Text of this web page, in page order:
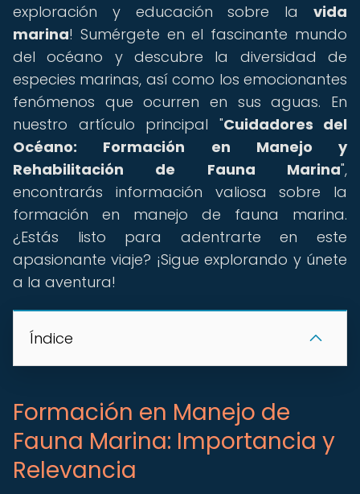
exploración y educación sobre la vida
marina! Sumérgete en el fascinante mundo
del océano y descubre la diversidad de
especies marinas, así como los emocionantes
fenómenos que ocurren en sus aguas. En
nuestro artículo principal "Cuidadores del
Océano: Formación en Manejo y
Rehabilitación de Fauna Marina",
encontrarás información valiosa sobre la
formación en manejo de fauna marina.
¿Estás listo para adentrarte en este
apasionante viaje? ¡Sigue explorando y únete
a la aventura!
Índice
Formación en Manejo de
Fauna Marina: Importancia y
Relevancia